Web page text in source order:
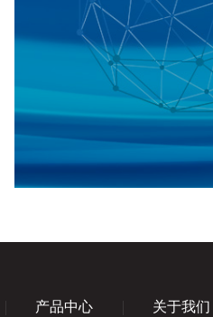
产品中心 关于我们